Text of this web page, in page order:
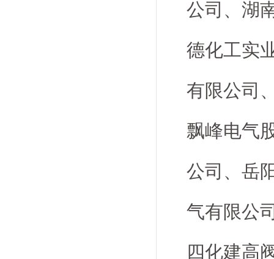
公司、湖
德化工实
有限公司
飘峰电气
公司、岳
气有限公
四化建高